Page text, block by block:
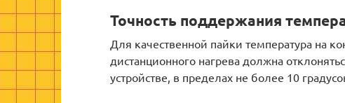
Точность поддержания
Для качественной пайки температура на
дистанционного нагрева должна
устройстве, в пределах не более 10